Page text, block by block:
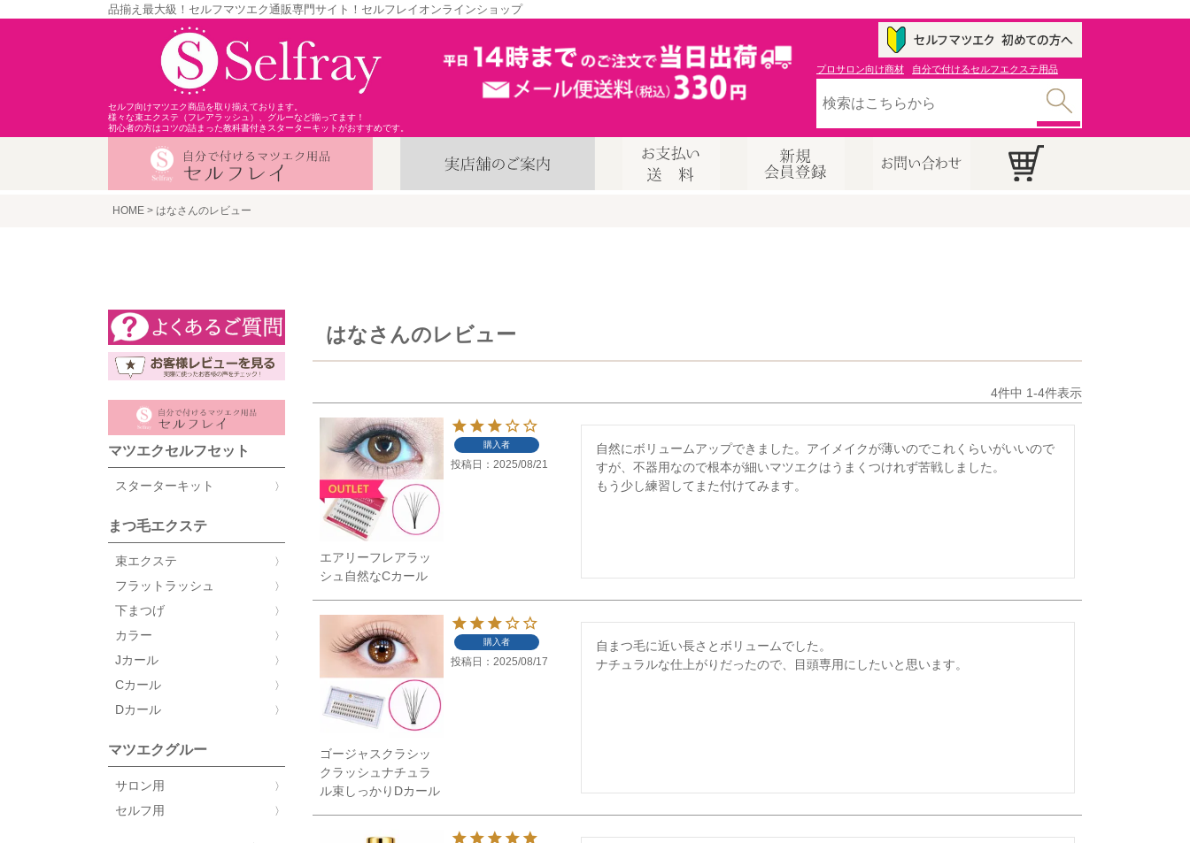
品揃え最大級！セルフマツエク通販専門サイト！セルフレイオンラインショップ
セルフ向けマツエク商品を取り揃えております。
様々な束エクステ（フレアラッシュ）、グルーなど揃ってます！
初心者の方はコツの詰まった教科書付きスターターキットがおすすめです。
プロサロン向け商材 自分で付けるセルフエクステ用品
HOME はなさんのレビュー
マツエクセルフセット
スターターキット
まつ毛エクステ
束エクステ
フラットラッシュ
下まつげ
カラー
Jカール
Cカール
Dカール
マツエクグルー
サロン用
セルフ用
はなさんのレビュー
4件中 1-4件表示
エアリーフレアラッ
シュ自然なCカール
購入者
投稿日 2025/08/21
自然にボリュームアップできました。アイメイクが薄いのでこれくらいがいいので
すが、不器用なので根本が細いマツエクはうまくつけれず苦戦しました。
もう少し練習してまた付けてみます。
ゴージャスクラシッ
クラッシュナチュラ
ル束しっかりDカール
購入者
投稿日 2025/08/17
自まつ毛に近い長さとボリュームでした。
ナチュラルな仕上がりだったので、目頭専用にしたいと思います。